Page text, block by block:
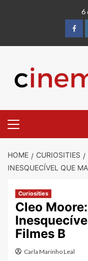
6
HOME CURIOSITIES
INESQUECÍVEL QUE
Curiosities
Cleo
Filmes B
Carla Marinho Leal